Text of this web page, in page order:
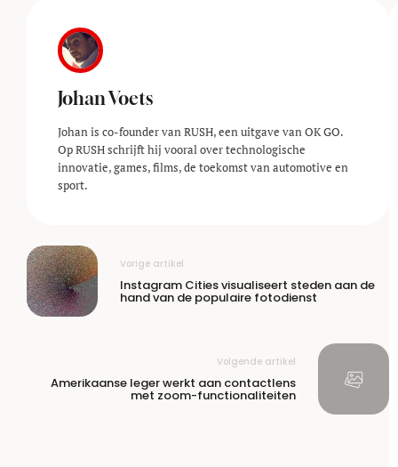
Johan Voets
Johan is co-founder van RUSH, een uitgave van OK GO.
Op RUSH schrijft hij vooral over technologische
innovatie, games, films, de toekomst van automotive en
sport.
Vorige artikel
Instagram Cities visualiseert steden aan de
hand van de populaire fotodienst
Volgende artikel
Amerikaanse leger werkt aan contactlens
met zoom-functionaliteiten